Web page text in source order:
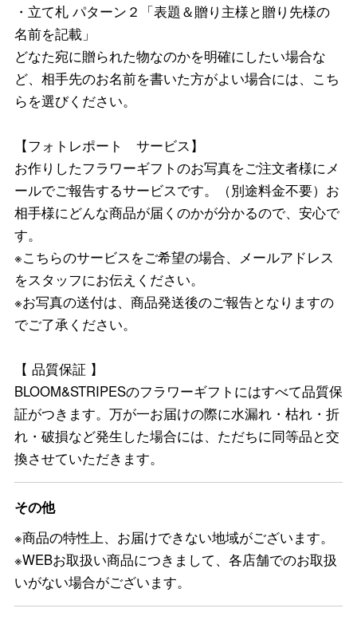
・立て札 パターン２「表題＆贈り主様と贈り先様の
名前を記載」
どなた宛に贈られた物なのかを明確にしたい場合な
ど、相手先のお名前を書いた方がよい場合には、こち
らを選びください。
【フォトレポート サービス】
お作りしたフラワーギフトのお写真をご注文者様にメ
ールでご報告するサービスです。（別途料金不要）お
相手様にどんな商品が届くのかが分かるので、安心で
す。
※こちらのサービスをご希望の場合、メールアドレス
をスタッフにお伝えください。
※お写真の送付は、商品発送後のご報告となりますの
でご了承ください。
【 品質保証 】
BLOOM&STRIPESのフラワーギフトにはすべて品質保
証がつきます。万が一お届けの際に水漏れ・枯れ・折
れ・破損など発生した場合には、ただちに同等品と交
換させていただきます。
その他
※商品の特性上、お届けできない地域がございます。
※WEBお取扱い商品につきまして、各店舗でのお取扱
いがない場合がございます。